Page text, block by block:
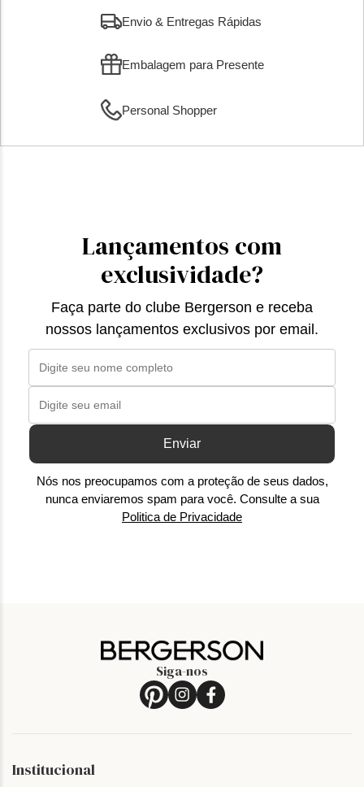
Envio & Entregas Rápidas
Embalagem para Presente
Personal Shopper
Lançamentos com
exclusividade?
Faça parte do clube Bergerson e receba
nossos lançamentos exclusivos por email.
Enviar
Nós nos preocupamos com a proteção de seus dados,
nunca enviaremos spam para você. Consulte a sua
Politica de Privacidade
Siga-nos
Institucional